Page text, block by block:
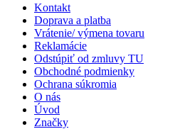
Kontakt
Doprava a platba
Vrátenie/ výmena tovaru
Reklamácie
Odstúpiť od zmluvy TU
Obchodné podmienky
Ochrana súkromia
O nás
Úvod
Značky